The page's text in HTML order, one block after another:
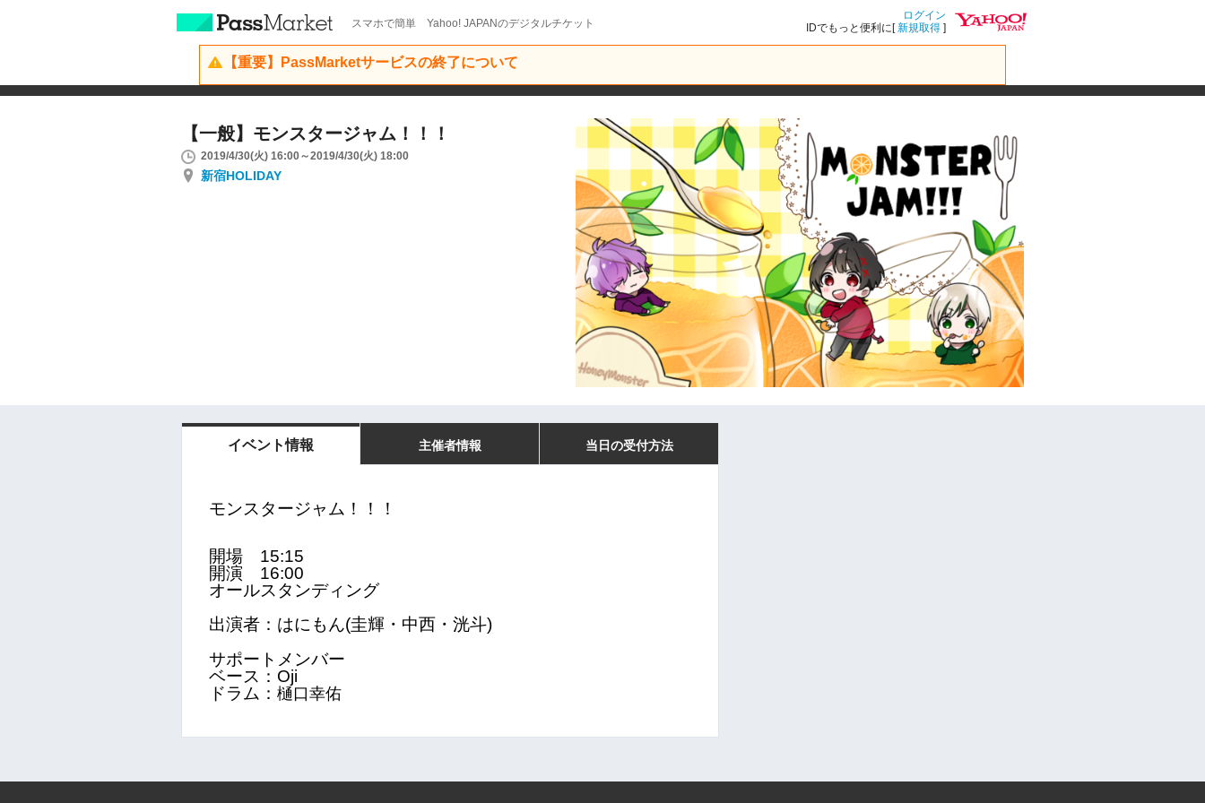
スマホで簡単 Yahoo! JAPANのデジタルチケット
ログイン
IDでもっと便利に[新規取得 ]
【重要】PassMarketサービスの終了について
【一般】モンスタージャム！！！
2019/4/30(火) 16:00～2019/4/30(火) 18:00
新宿HOLIDAY
イベント情報 主催者情報 当日の受付方法
モンスタージャム！！！
開場　15:15
開演　16:00
オールスタンディング
出演者： はにもん(圭輝・中西・洸斗)
サポートメンバー
ベース：Oji
ドラム： 樋口幸佑